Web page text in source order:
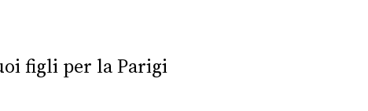
figli per la Parigi